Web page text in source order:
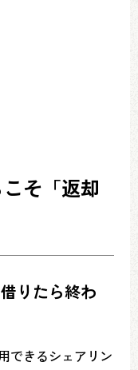
そ「返却
りたら終わ
できるシェアリン